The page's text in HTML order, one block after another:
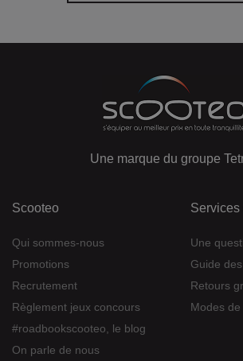
Une marque du groupe
Scooteo
Qui sommes-nous
Promotions
Recrutement
Règlement jeux concours
#roadbookscooteo, le blog
On parle de nous
Services
Une
Guide
Retours
Modes